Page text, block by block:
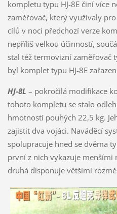
kompletu typu HJ-8E činí více
zaměřovač, který využívaly
cílů v noci předchozí verze
nepříliš velkou účinností,
stal též termovizní zaměřovač
byl komplet typu HJ-8E
HJ-8L – pokročilá modifikace
tohoto kompletu se stalo
hmotností pouhých 22,5 kg.
zajistit dva vojáci. Naváděcí
spolupracuje hned se dvěma
první z nich vykazuje menšími
druhá disponuje většími